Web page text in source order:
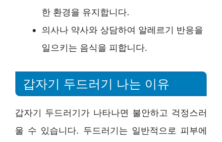
한 환경을 유지합니다.
의사나 약사와 상담하여 알레르기 반응을
일으키는 음식을 피합니다.
갑자기 두드러기 나는 이유
갑자기 두드러기가 나타나면 불안하고 걱정스러
울 수 있습니다. 두드러기는 일반적으로 피부에